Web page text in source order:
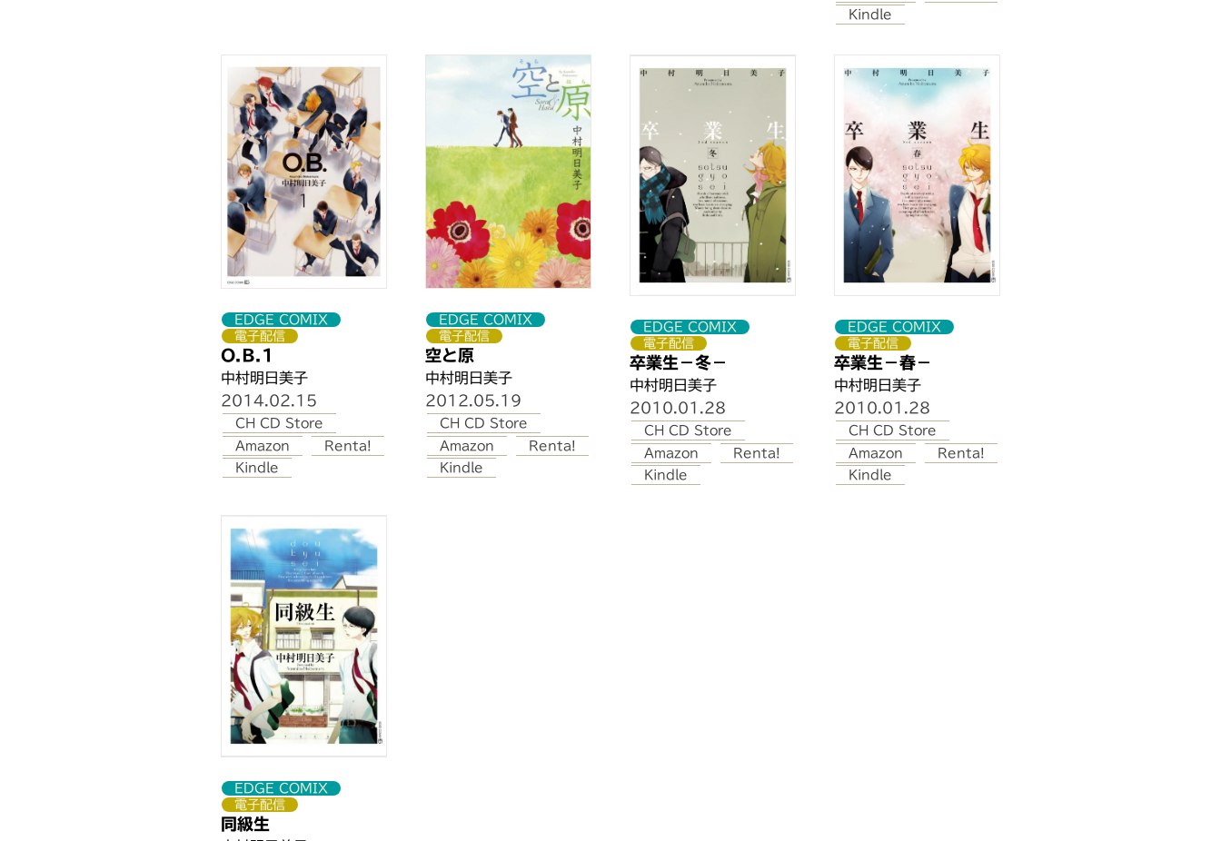
東京都
book express ｴｷｭｰﾄ赤羽店
東京都
ブックファースト ルミネ北千住店
東京都
ブックファースト ルミネ新宿1店
東京都
ブックファースト 新宿店
東京都
文教堂書店二子玉川店
東京都
文禄堂 荻窪店
東京都
芳林堂書店 高田馬場店
東京都
丸善 丸の内本店
東京都
有隣堂 ヨドバシAKIBA店
東京都
HMV&BOOKS TOKYO
三省堂書店ｶﾙﾁｬｰｽﾃｰｼｮﾝ千葉店
千葉県
ときわ書房 八千代台店
千葉県
丸善 津田沼店
千葉県
ヴィレッジヴァンガード 津田沼パルコ店
群馬県
くまざわ書店 高崎店
埼玉県
成文堂書店 南浦和店
茨城県
未来屋書店 西代店
神奈川県
三省堂書店 海老名店
神奈川県
神奈川県
神奈川県
神奈川県
神奈川県
愛知県
愛知県
石川県
石川県
静岡県
静岡県
静岡県
大阪府
大阪府
Kindle
EDGE COMIX
電子配信
O.B.1
中村明日美子
2014.02.15
CH CD Store
Amazon
Renta!
Kindle
EDGE COMIX
電子配信
空と原
中村明日美子
2012.05.19
CH CD Store
Amazon
Renta!
Kindle
EDGE COMIX
電子配信
卒業生－冬－
中村明日美子
2010.01.28
CH CD Store
Amazon
Renta!
Kindle
EDGE COMIX
電子配信
卒業生－春－
中村明日美子
2010.01.28
CH CD Store
Amazon
Renta!
Kindle
EDGE COMIX
電子配信
同級生